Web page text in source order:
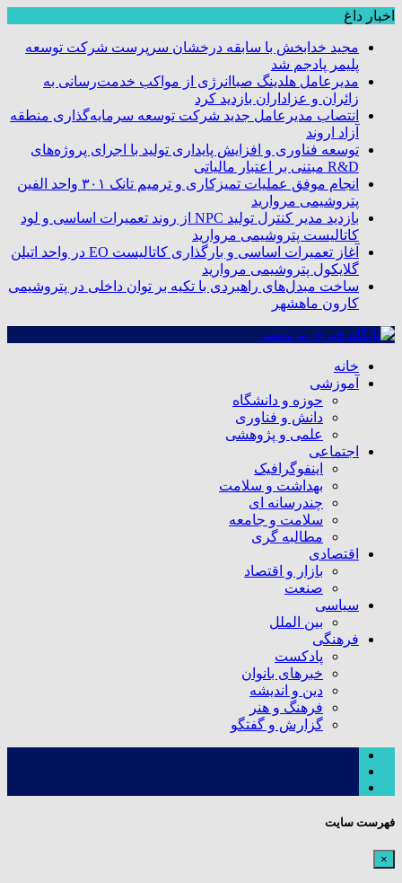
اخبار داغ
مجید خدابخش با سابقه درخشان سرپرست شرکت توسعه
پلیمر پادجم شد
مدیرعامل هلدینگ صباانرژی از مواکب خدمت‌رسانی به
زائران و عزاداران بازدید کرد
انتصاب مدیرعامل جدید شرکت توسعه سرمایه‌گذاری منطقه
آزاد اروند
توسعه فناوری و افزایش پایداری تولید با اجرای پروژه‌های
R&D مبتنی بر اعتبار مالیاتی
انجام موفق عملیات تمیزکاری و ترمیم تانک ۳۰۱ واحد الفین
پتروشیمی مروارید
بازدید مدیر کنترل تولید NPC از روند تعمیرات اساسی و لود
کاتالیست پتروشیمی مروارید
آغاز تعمیرات اساسی و بارگذاری کاتالیست EO در واحد اتیلن
گلایکول پتروشیمی مروارید
ساخت مبدل‌های راهبردی با تکیه بر توان داخلی در پتروشیمی
کارون ماهشهر
خانه
آموزشی
حوزه و دانشگاه
دانش و فناوری
علمی و پژوهشی
اجتماعی
اینفوگرافیک
بهداشت و سلامت
چندرسانه ای
سلامت و جامعه
مطالبه گری
اقتصادی
بازار و اقتصاد
صنعت
سیاسی
بین الملل
فرهنگی
پادکست
خبرهای بانوان
دین و اندیشه
فرهنگ و هنر
گزارش و گفتگو
فهرست سایت
×